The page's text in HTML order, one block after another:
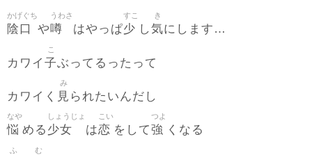
陰口
かげぐち
や噂
うわさ
はやっぱ少
すこ
し気
き
にします…
カワイ 子
こ
ぶってるったって
カワイく 見
み
られたいんだし
悩
なや
める 少女
しょうじょ
は恋
こい
をして強
つよ
くなる
ふ む